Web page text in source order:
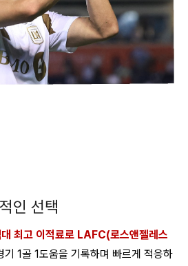
인 선택
최고 이적료로 LAFC(로스앤젤레스
기 1골 1도움을 기록하며 빠르게 적응하